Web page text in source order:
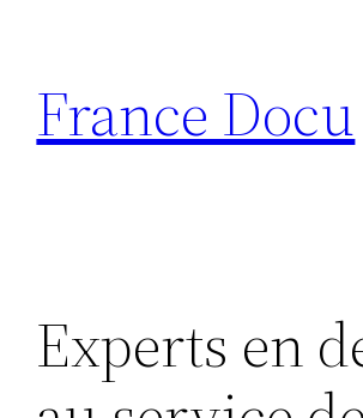
contenu
France Docu
Experts en